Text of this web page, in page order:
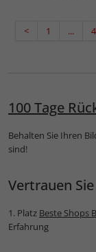
< 1 ... 4
100 Tage
Behalten Sie Ihren
sind!
Vertrauen
1. Platz Beste Shops
Erfahrung